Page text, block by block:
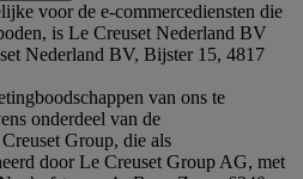
voor de e-commercediensten die
is Le Creuset Nederland BV
Nederland BV, Bijster 15, 4817
van ons te
onderdeel van de
Group, die als
door Le Creuset Group AG, met